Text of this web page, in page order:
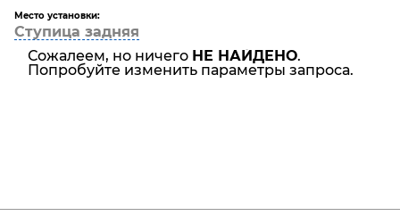
Место установки:
Ступица задняя
Сожалеем, но ничего НЕ НАЙДЕНО.
Попробуйте изменить параметры запроса.